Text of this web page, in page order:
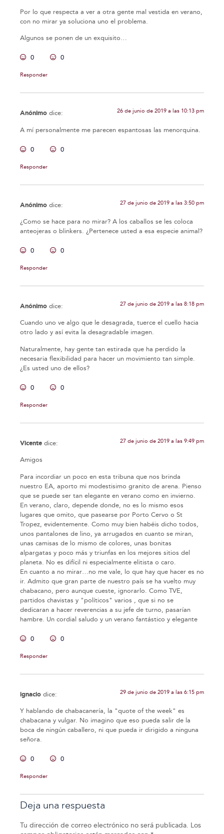
Por lo que respecta a ver a otra gente mal vestida en verano,
con no mirar ya soluciona uno el problema.
Algunos se ponen de un exquisito…
0 0
Responder
Anónimo dice: 26 de junio de 2019 a las 10:13 pm
A mí personalmente me parecen espantosas las menorquina.
0 0
Responder
Anónimo dice: 27 de junio de 2019 a las 3:50 pm
¿Como se hace para no mirar? A los caballos se les coloca
anteojeras o blinkers. ¿Pertenece usted a esa especie animal?
0 0
Responder
Anónimo dice: 27 de junio de 2019 a las 8:18 pm
Cuando uno ve algo que le desagrada, tuerce el cuello hacia
otro lado y así evita la desagradable imagen.
Naturalmente, hay gente tan estirada que ha perdido la
necesaria flexibilidad para hacer un movimiento tan simple.
¿Es usted uno de ellos?
0 0
Responder
Vicente dice: 27 de junio de 2019 a las 9:49 pm
Amigos
Para incordiar un poco en esta tribuna que nos brinda
nuestro EA, aporto mi modestisimo granito de arena. Pienso
que se puede ser tan elegante en verano como en invierno.
En verano, claro, depende donde, no es lo mismo esos
lugares que omito, que pasearse por Porto Cervo o St
Tropez, evidentemente. Como muy bien habéis dicho todos,
unos pantalones de lino, ya arrugados en cuanto se miran,
unas camisas de lo mismo de colores, unas bonitas
alpargatas y poco más y triunfas en los mejores sitios del
planeta. No es difícil ni especialmente elitista o caro.
En cuanto a no mirar…no me vale, lo que hay que hacer es no
ir. Admito que gran parte de nuestro país se ha vuelto muy
chabacano, pero aunque cueste, ignorarlo. Como TVE,
partidos chavistas y "políticos" varios , que si no se
dedicaran a hacer reverencias a su jefe de turno, pasarían
hambre. Un cordial saludo y un verano fantástico y elegante
0 0
Responder
ignacio dice: 29 de junio de 2019 a las 6:15 pm
Y hablando de chabacanería, la "quote of the week" es
chabacana y vulgar. No imagino que eso pueda salir de la
boca de ningún caballero, ni que pueda ir dirigido a ninguna
señora.
0 0
Responder
Deja una respuesta
Tu dirección de correo electrónico no será publicada. Los